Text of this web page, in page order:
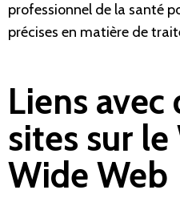
professionnel de la santé
précises en matière de
Liens avec
sites sur le
Wide Web